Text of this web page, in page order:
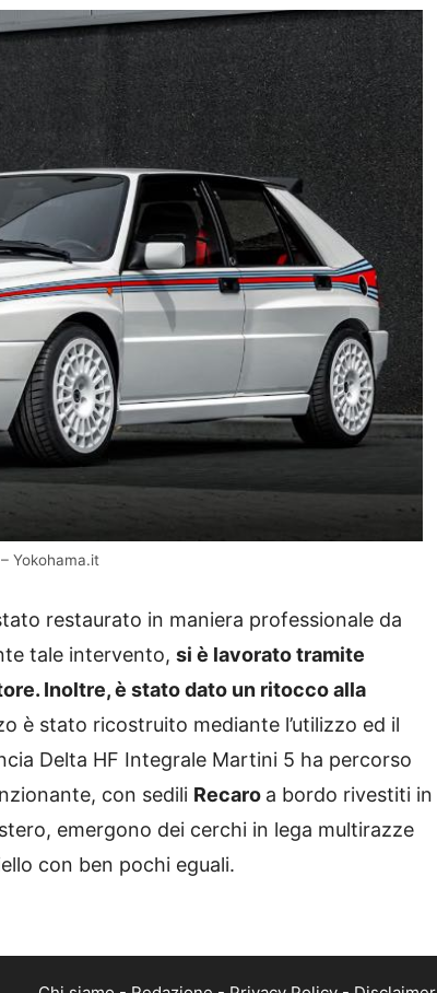
Yokohama.it
restaurato in maniera professionale da
tale intervento, si è lavorato tramite
Inoltre, è stato dato un ritocco alla
è stato ricostruito mediante l’utilizzo ed il
Delta HF Integrale Martini 5 ha percorso
con sedili Recaro a bordo rivestiti in
emergono dei cerchi in lega multirazze
con ben pochi eguali.